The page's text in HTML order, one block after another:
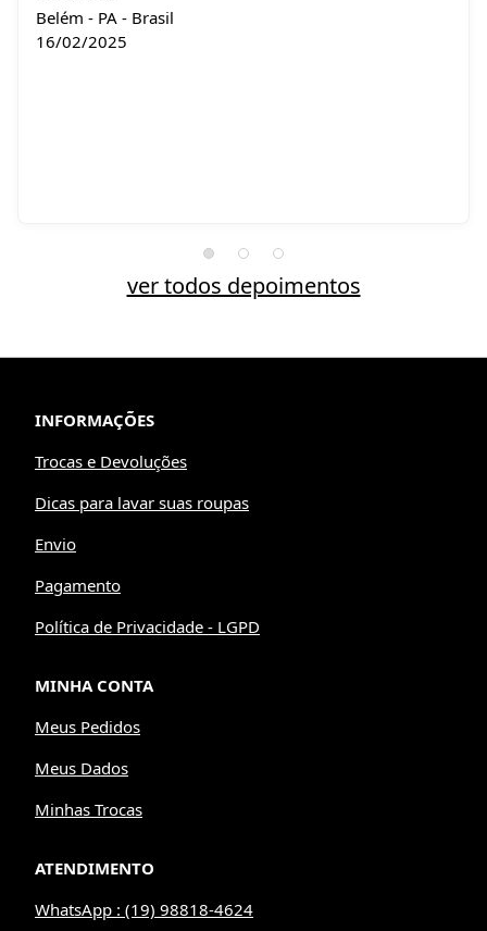
Belém - PA - Brasil
16/02/2025
ver todos depoimentos
INFORMAÇÕES
Trocas e Devoluções
Dicas para lavar suas roupas
Envio
Pagamento
Política de Privacidade - LGPD
MINHA CONTA
Meus Pedidos
Meus Dados
Minhas Trocas
ATENDIMENTO
WhatsApp : (19) 98818-4624